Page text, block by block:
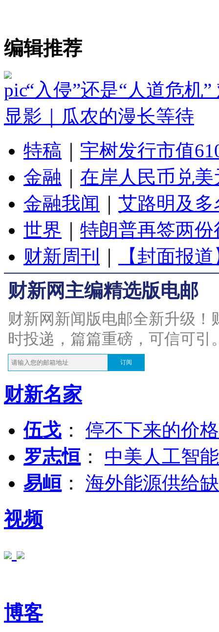
编辑推荐
“入侵”还是“人道危机
显影｜瓜农的漫长等待
特稿
宇树发行市值
金融
在岸人民币兑
金融我闻
艾路明及
世界
特朗普再签两
财新周刊
【封面报
财新网主编精选版电邮
财新网新闻版电邮全新升级
时投递，篇篇重磅，可信可引
订阅
财新名家
伍戈 ： 停不下来的价
罗志恒 ： 中美人工智
易峘 ： 海外能源供给
视频
博客